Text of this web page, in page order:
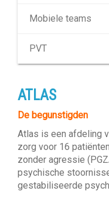
Mobiele teams
PVT
ATLAS
De begunstigden
Atlas is een afdeling
zorg voor 16
zonder agressie
psychische
gestabiliseerde